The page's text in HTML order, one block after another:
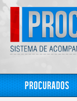
Procurados